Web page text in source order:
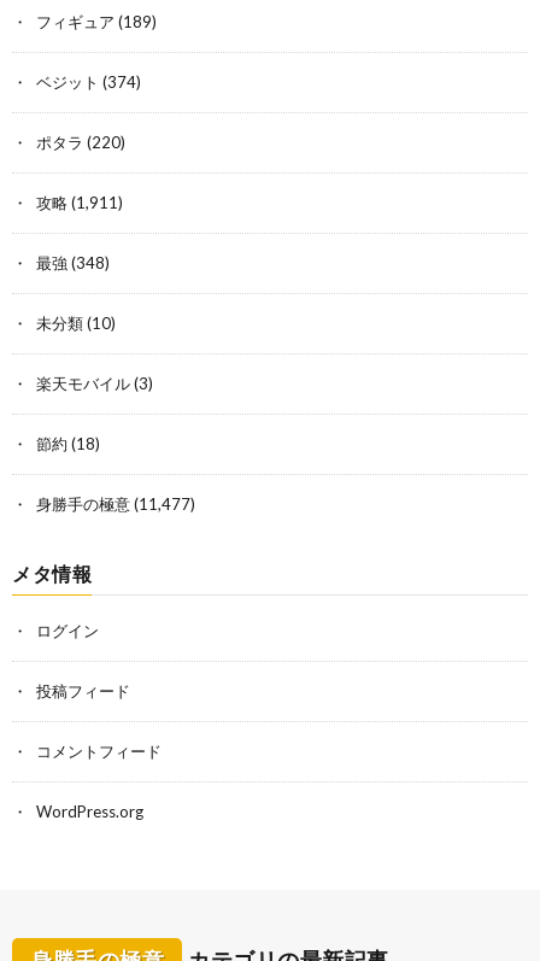
フィギュア (189)
ベジット (374)
ポタラ (220)
攻略(1,911)
最強 (348)
未分類(10)
楽天モバイル(3)
節約 (18)
身勝手の極意(11,477)
メタ情報
ログイン
投稿フィード
コメントフィード
WordPress.org